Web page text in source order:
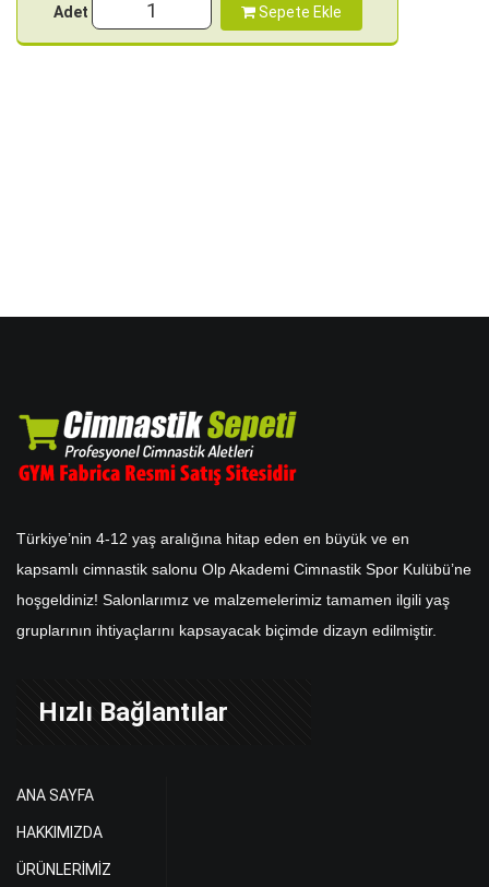
Adet Sepete Ekle
Türkiye’nin 4-12 yaş aralığına hitap eden en büyük ve en
kapsamlı cimnastik salonu Olp Akademi Cimnastik Spor Kulübü’ne
hoşgeldiniz! Salonlarımız ve malzemelerimiz tamamen ilgili yaş
gruplarının ihtiyaçlarını kapsayacak biçimde dizayn edilmiştir.
Hızlı Bağlantılar
ANA SAYFA
HAKKIMIZDA
ÜRÜNLERİMİZ